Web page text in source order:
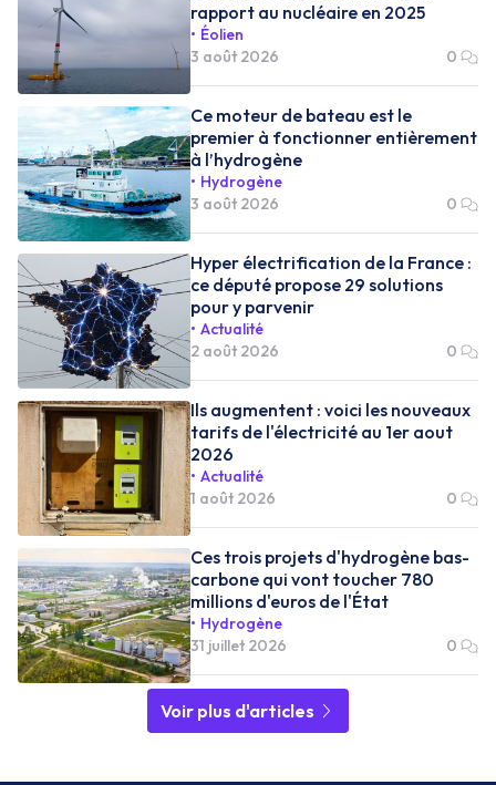
rapport au nucléaire en 2025
Éolien
3 août 2026
0
Ce moteur de bateau est le
premier à fonctionner entièrement
à l’hydrogène
Hydrogène
3 août 2026
0
Hyper électrification de la France :
ce député propose 29 solutions
pour y parvenir
Actualité
2 août 2026
0
Ils augmentent : voici les nouveaux
tarifs de l'électricité au 1er aout
2026
Actualité
1 août 2026
0
Ces trois projets d'hydrogène bas-
carbone qui vont toucher 780
millions d'euros de l'État
Hydrogène
31 juillet 2026
0
Voir plus d'articles